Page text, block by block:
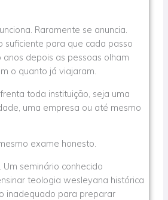
Raramente se anuncia.
suficiente para que cada passo
depois as pessoas olham
o quanto já viajaram.
toda instituição, seja uma
uma empresa ou até mesmo
exame honesto.
seminário conhecido
teologia wesleyana histórica
inadequado para preparar